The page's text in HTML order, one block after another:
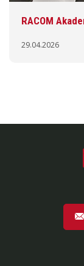
RACOM
29.04.2026